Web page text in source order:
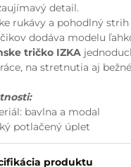
detail.
rukávy a pohodlný
dodáva modelu
tričko IZKA
na stretnutia aj
bavlna a modal
potlačený úplet
bodkovaná potlač na
s viazačkouproduktu